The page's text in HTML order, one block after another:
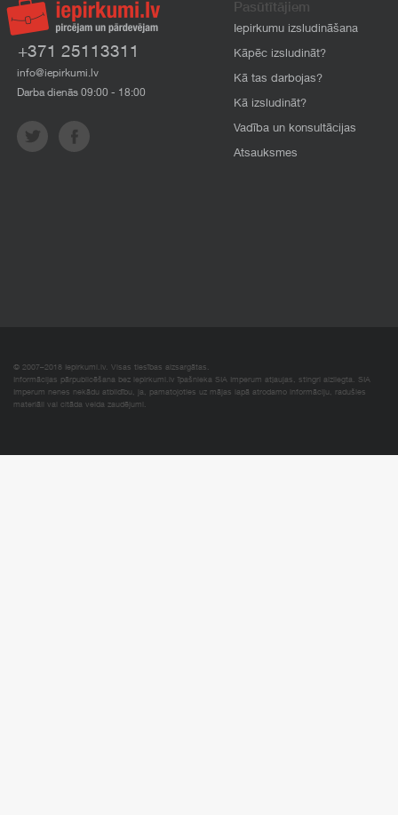
+371 25113311
info@iepirkumi.lv
Darba dienās 09:00 - 18:00
Pasūtītājiem
Iepirkumu izsludināšana
Kāpēc izsludināt?
Kā tas darbojas?
Kā izsludināt?
Vadība un konsultācijas
Atsauksmes
© 2007–2018 Iepirkumi.lv. Visas tiesības aizsargātas.
Informācijas pārpublicēšana bez iepirkumi.lv īpašnieka SIA Imperum atļaujas, stingri aizliegta. SIA
Imperum nenes nekādu atbildību, ja, pamatojoties uz mājas lapā atrodamo informāciju, radušies
materiāli vai citāda veida zaudējumi.